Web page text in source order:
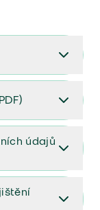
údajů
(PDF)